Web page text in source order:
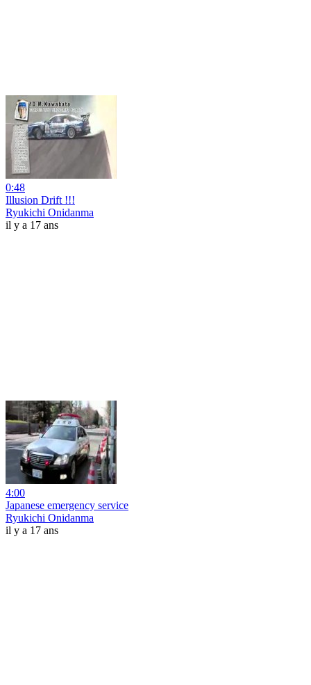
0:48
Illusion Drift !!!
Ryukichi Onidanma
il y a 17 ans
4:00
Japanese emergency service
Ryukichi Onidanma
il y a 17 ans